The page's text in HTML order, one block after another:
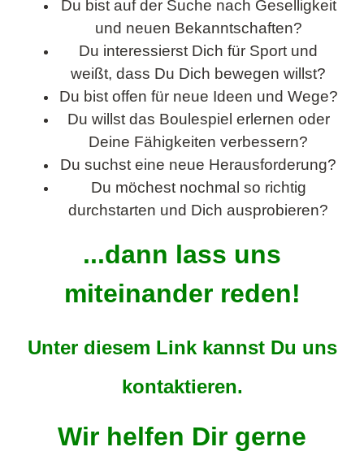
Du bist auf der Suche nach Geselligkeit
und neuen Bekanntschaften?
Du interessierst Dich für Sport und
weißt, dass Du Dich bewegen willst?
Du bist offen für neue Ideen und Wege?
Du willst das Boulespiel erlernen oder
Deine Fähigkeiten verbessern?
Du suchst eine neue Herausforderung?
Du möchest nochmal so richtig
durchstarten und Dich ausprobieren?
...dann lass uns
miteinander reden!
Unter diesem Link kannst Du uns
kontaktieren.
Wir helfen Dir gerne